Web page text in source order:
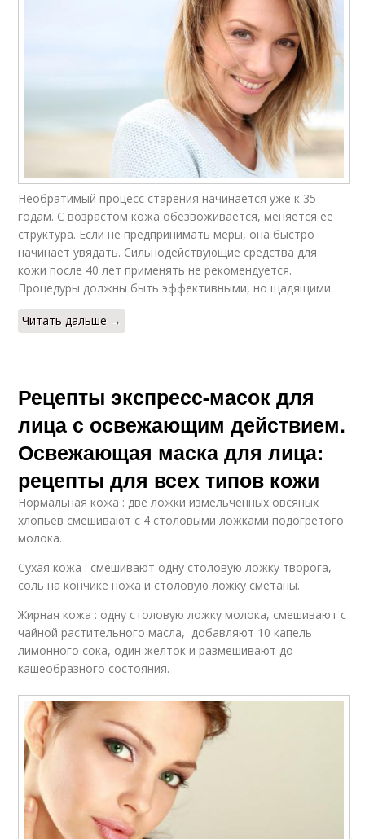
Необратимый процесс старения начинается уже к 35
годам. С возрастом кожа обезвоживается, меняется ее
структура. Если не предпринимать меры, она быстро
начинает увядать. Сильнодействующие средства для
кожи после 40 лет применять не рекомендуется.
Процедуры должны быть эффективными, но щадящими.
Читать дальше →
Рецепты экспресс-масок для
лица с освежающим действием.
Освежающая маска для лица:
рецепты для всех типов кожи
Нормальная кожа : две ложки измельченных овсяных
хлопьев смешивают с 4 столовыми ложками подогретого
молока.
Сухая кожа : смешивают одну столовую ложку творога,
соль на кончике ножа и столовую ложку сметаны.
Жирная кожа : одну столовую ложку молока, смешивают с
чайной растительного масла, добавляют 10 капель
лимонного сока, один желток и размешивают до
кашеобразного состояния.